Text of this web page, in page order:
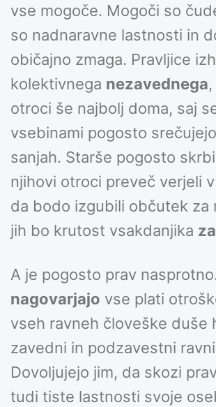
vse mogoče. Mogoči so
so nadnaravne lastnosti in
običajno zmaga. Pravljice
kolektivnega nezavednega
otroci še najbolj doma, saj
vsebinami pogosto
sanjah. Starše pogosto
njihovi otroci preveč verjeli
da bodo izgubili občutek za
jih bo krutost vsakdanjika
A je pogosto prav
nagovarjajo vse plati
vseh ravneh človeške duše
zavedni in podzavestni
Dovoljujejo jim, da skozi
tudi tiste lastnosti svoje